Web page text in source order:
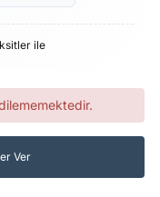
ile
Ver